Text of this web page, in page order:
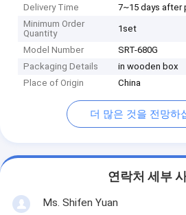
Delivery Time
7~15 days after
Minimum Order
Quantity
1set
Model Number
SRT-680G
Packaging Details
in wooden box
Place of Origin
China
더 많은 것을 전망하
연락처 세부
Ms. Shifen Yuan